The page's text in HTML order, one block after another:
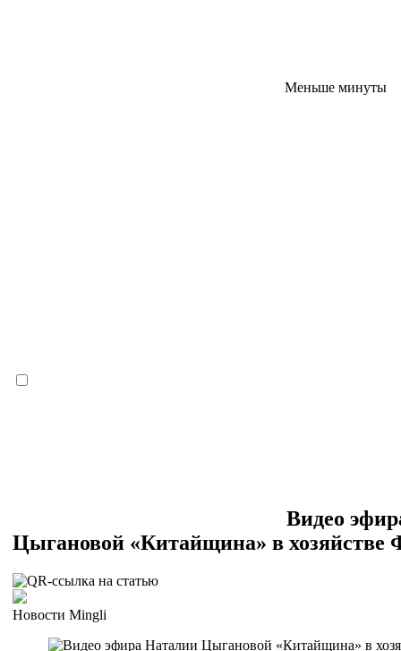
Меньше минуты
Видео
Цыгановой «Китайщина» в хозяйстве
Новости Mingli